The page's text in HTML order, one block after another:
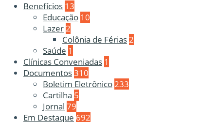
Benefícios 13
Educação 10
Lazer2
Colônia de Férias2
Saúde 1
Clínicas Conveniadas 1
Documentos310
Boletim Eletrônico233
Cartilha 5
Jornal 79
Em Destaque 692